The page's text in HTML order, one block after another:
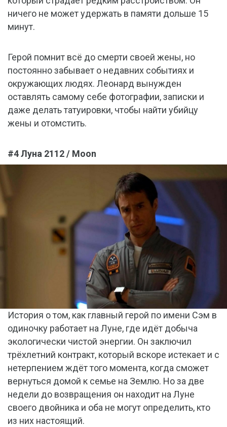
ничего не может удержать в памяти дольше 15
минут.
Герой помнит всё до смерти своей жены, но
постоянно забывает о недавних событиях и
окружающих людях. Леонард вынужден
оставлять самому себе фотографии, записки и
даже делать татуировки, чтобы найти убийцу
жены и отомстить.
#4 Луна 2112 / Moon
История о том, как главный герой по имени Сэм в
одиночку работает на Луне, где идёт добыча
экологически чистой энергии. Он заключил
трёхлетний контракт, который вскоре истекает и с
нетерпением ждёт того момента, когда сможет
вернуться домой к семье на Землю. Но за две
недели до возвращения он находит на Луне
своего двойника и оба не могут определить, кто
из них настоящий.